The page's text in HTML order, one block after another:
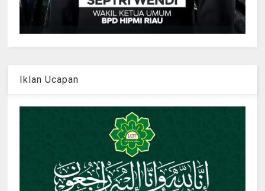
Iklan Ucapan